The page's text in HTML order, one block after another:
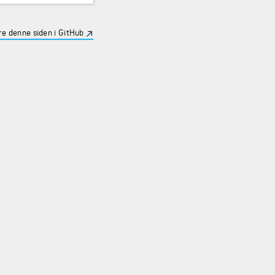
denne siden i GitHub